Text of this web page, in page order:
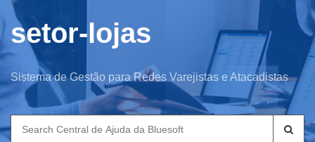
setor-lojas
Sistema de Gestão para Redes Varejistas e Atacadistas
Search